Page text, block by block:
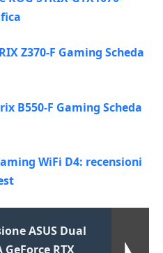
Z370-F Gaming Scheda
B550-F Gaming Scheda
WiFi D4: recensioni
ASUS Dual
GeForce RTX